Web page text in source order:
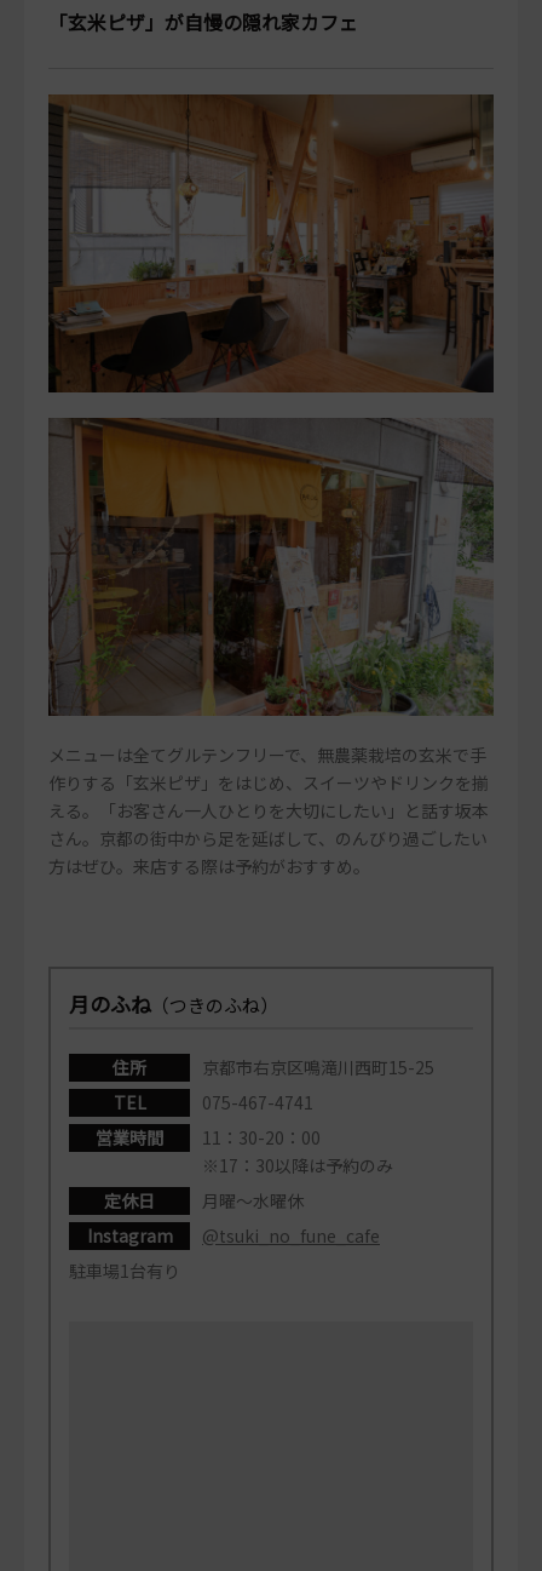
「玄米ピザ」が自慢の隠れ家カフェ
メニューは全てグルテンフリーで、無農薬栽培の玄米で手
作りする「玄米ピザ」をはじめ、スイーツやドリンクを揃
える。「お客さん一人ひとりを大切にしたい」と話す坂本
さん。京都の街中から足を延ばして、のんびり過ごしたい
方はぜひ。来店する際は予約がおすすめ。
月のふね （つきのふね）
住所
京都市右京区鳴滝川西町15-25
TEL
075-467-4741
営業時間
11：30-20：00
※17：30以降は予約のみ
定休日
月曜～水曜休
Instagram
@tsuki_no_fune_cafe
駐車場1台有り